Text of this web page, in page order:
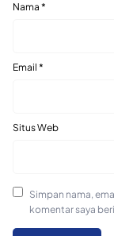
Nama *
Email *
Situs Web
Simpan nama,
komentar saya